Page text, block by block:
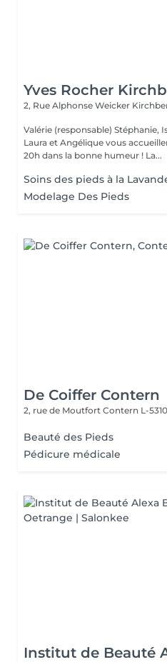
Yves Rocher
2, Rue Alphonse Weicker
Valérie (responsable) Stéphanie,
Laura et Angélique vous
20h dans la bonne humeur ! La...
Soins des pieds à la
Modelage Des Pieds
De Coiffer Contern
2, rue de Moutfort Contern L-5310
Beauté des Pieds
Pédicure médicale
Institut de Beauté